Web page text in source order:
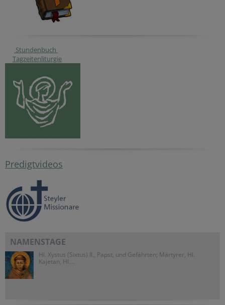
Stundenbuch
Tagzeitenliturgie
Predigtvideos
NAMENSTAGE
Hl. Xystus (Sixtus) II., Papst, und Gefährten; Märtyrer, Hl.
Kajetan, Hl....